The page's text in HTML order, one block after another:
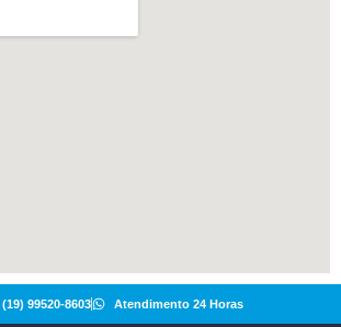
99520-8603 Atendimento 24 Horas